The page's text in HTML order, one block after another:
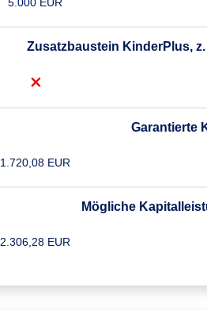
Zusatzbaustein KinderPlus,
Garantierte
1.720,08 EUR
Mögliche
2.306,28 EUR